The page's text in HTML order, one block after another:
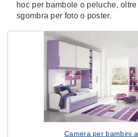
hoc per bambole o peluche,
sgombra per foto o poster.
Camera per bambini